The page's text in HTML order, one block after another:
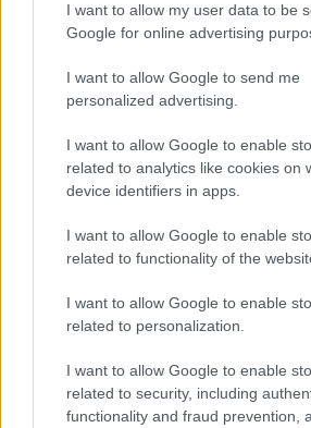
I want to allow my user data to be
Google for online advertising
I want to allow Google to send me
personalized advertising.
I want to allow Google to enable
related to analytics like cookies on
device identifiers in apps.
I want to allow Google to enable
related to functionality of the
I want to allow Google to enable
related to personalization.
I want to allow Google to enable
related to security, including
functionality and fraud prevention,
un lado de la lámina para volverla
de la goma elástica sin tener que
totalidad.
Continuaremos con más